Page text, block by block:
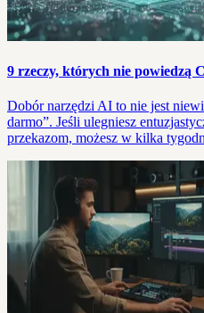
9 rzeczy, których nie powiedzą
Dobór narzędzi AI to nie jest
darmo”. Jeśli ulegniesz
przekazom, możesz w kilka